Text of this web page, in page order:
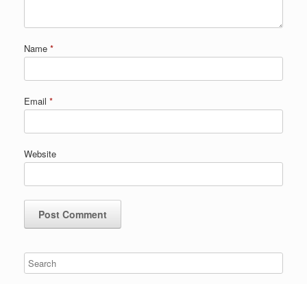
Name *
Email *
Website